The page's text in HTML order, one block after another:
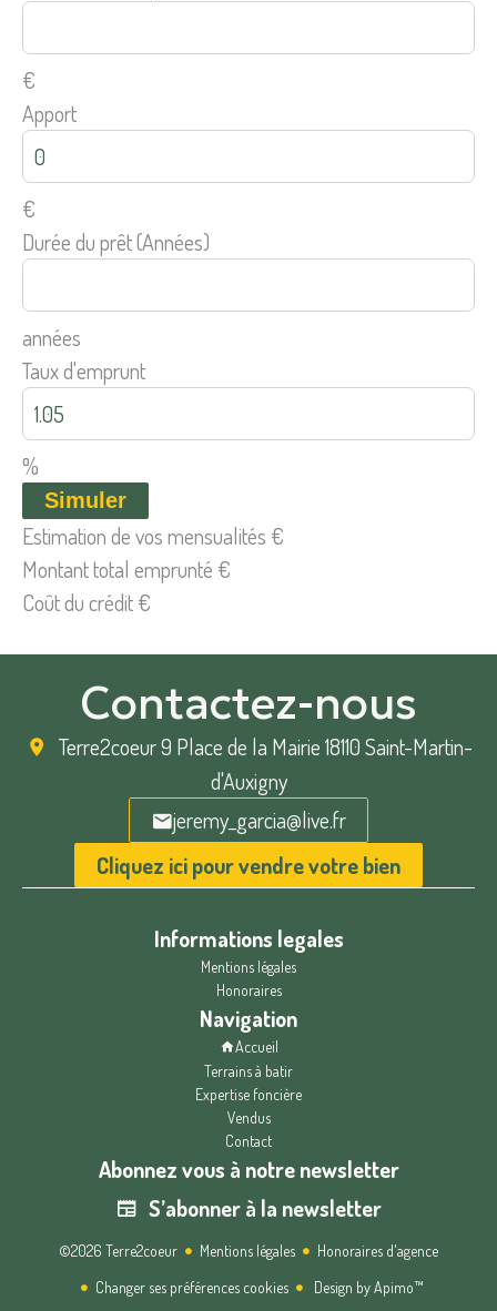
€
Apport
€
Durée du prêt (Années)
années
Taux d'emprunt
%
Simuler
Estimation de vos mensualités €
Montant total emprunté €
Coût du crédit€
Contactez-nous
Terre2coeur9 Place de la Mairie 18110 Saint-Martin-
d'Auxigny
jeremy_garcia@live.fr
Cliquez ici pour vendre votre bien
Informations legales
Mentions légales
Honoraires
Navigation
Accueil
Terrains à batir
Expertise foncière
Vendus
Contact
Abonnez vous à notre newsletter
S’abonner à la newsletter
©2026 Terre2coeur Mentions légales
Honoraires d'agence
Changer ses préférences cookies
Design byApimo™